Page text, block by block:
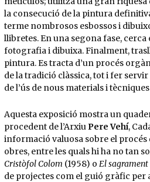
la consecució de la pintura
terme nombrosos esbossos i
llibretes. En una segona fase, cerca
fotografia i dibuixa. Finalment,
pintura. Es tracta d’un procés
de la tradició clàssica, tot i fer
de l’ús de nous materials i tècniques
Aquesta exposició mostra un
procedent de l’ArxiuPere Vehí,
informació valuosa sobre el procés
obres, entre les quals hi ha no tan
Cristòfol Colom (1958) oEl sagrament
de projectes com el guió gràfic